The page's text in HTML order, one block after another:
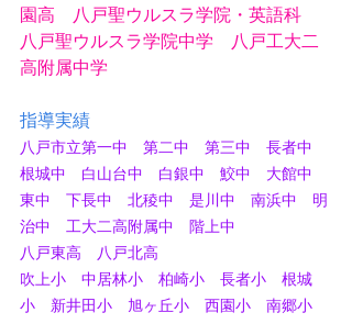
園高　八戸聖ウルスラ学院・英語科
八戸聖ウルスラ学院中学　八戸工大二
高附属中学
指導実績
八戸市立第一中　第二中　第三中　長者中
根城中　白山台中　白銀中　鮫中　大館中
東中　下長中　北稜中　是川中　南浜中　明
治中　工大二高附属中　階上中
八戸東高　八戸北高
吹上小　中居林小　柏崎小　長者小　根城
小　新井田小　旭ヶ丘小　西園小　南郷小